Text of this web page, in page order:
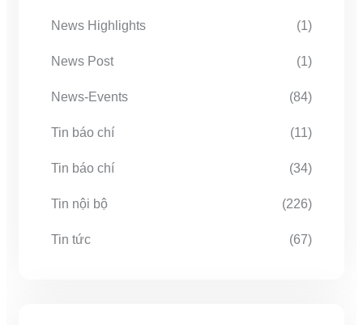
News Highlights (1)
News Post (1)
News-Events (84)
Tin báo chí (11)
Tin báo chí (34)
Tin nội bộ (226)
Tin tức (67)